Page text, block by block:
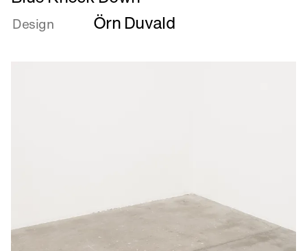
mere
om
Design Örn Duvald